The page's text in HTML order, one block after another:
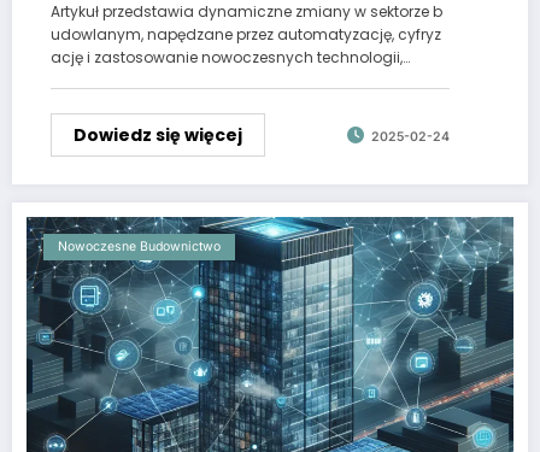
Artykuł przedstawia dynamiczne zmiany w sektorze b
udowlanym, napędzane przez automatyzację, cyfryz
ację i zastosowanie nowoczesnych technologii,…
Dowiedz się więcej 2025-02-24
Nowoczesne Budownictwo